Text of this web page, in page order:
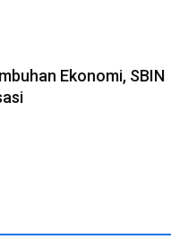
Ekonomi, SBIN